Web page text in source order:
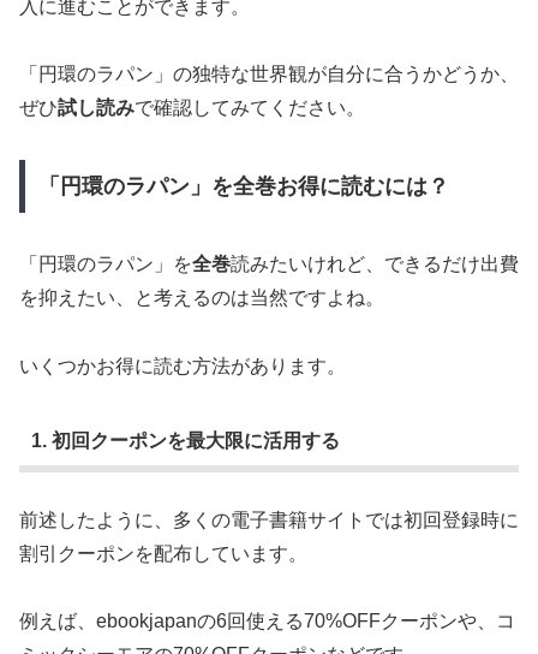
入に進むことができます。
「円環のラパン」の独特な世界観が自分に合うかどうか、
ぜひ試し読みで確認してみてください。
「円環のラパン」を全巻お得に読むには？
「円環のラパン」を全巻読みたいけれど、できるだけ出費
を抑えたい、と考えるのは当然ですよね。
いくつかお得に読む方法があります。
1. 初回クーポンを最大限に活用する
前述したように、多くの電子書籍サイトでは初回登録時に
割引クーポンを配布しています。
例えば、ebookjapanの6回使える70%OFFクーポンや、コ